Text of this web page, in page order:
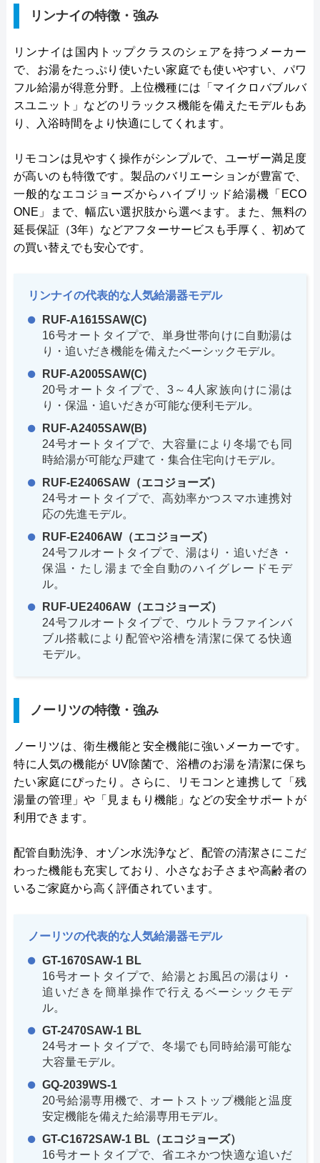
リンナイの特徴・強み
リンナイは国内トップクラスのシェアを持つメーカー
で、お湯をたっぷり使いたい家庭でも使いやすい、パワ
フル給湯が得意分野。上位機種には「マイクロバブルバ
スユニット」などのリラックス機能を備えたモデルもあ
り、入浴時間をより快適にしてくれます。
リモコンは見やすく操作がシンプルで、ユーザー満足度
が高いのも特徴です。製品のバリエーションが豊富で、
一般的なエコジョーズからハイブリッド給湯機「ECO
ONE」まで、幅広い選択肢から選べます。また、無料の
延長保証（3年）などアフターサービスも手厚く、初めて
の買い替えでも安心です。
リンナイの代表的な人気給湯器モデル
RUF-A1615SAW(C)
16号オートタイプで、単身世帯向けに自動湯は
り・追いだき機能を備えたベーシックモデル。
RUF-A2005SAW(C)
20号オートタイプで、3～4人家族向けに湯は
り・保温・追いだきが可能な便利モデル。
RUF-A2405SAW(B)
24号オートタイプで、大容量により冬場でも同
時給湯が可能な戸建て・集合住宅向けモデル。
RUF-E2406SAW（エコジョーズ）
24号オートタイプで、高効率かつスマホ連携対
応の先進モデル。
RUF-E2406AW（エコジョーズ）
24号フルオートタイプで、湯はり・追いだき・
保温・たし湯まで全自動のハイグレードモデ
ル。
RUF-UE2406AW（エコジョーズ）
24号フルオートタイプで、ウルトラファインバ
ブル搭載により配管や浴槽を清潔に保てる快適
モデル。
ノーリツの特徴・強み
ノーリツは、衛生機能と安全機能に強いメーカーです。
特に人気の機能が UV除菌で、浴槽のお湯を清潔に保ち
たい家庭にぴったり。さらに、リモコンと連携して「残
湯量の管理」や「見まもり機能」などの安全サポートが
利用できます。
配管自動洗浄、オゾン水洗浄など、配管の清潔さにこだ
わった機能も充実しており、小さなお子さまや高齢者の
いるご家庭から高く評価されています。
ノーリツの代表的な人気給湯器モデル
GT-1670SAW-1 BL
16号オートタイプで、給湯とお風呂の湯はり・
追いだきを簡単操作で行えるベーシックモデ
ル。
GT-2470SAW-1 BL
24号オートタイプで、冬場でも同時給湯可能な
大容量モデル。
GQ-2039WS-1
20号給湯専用機で、オートストップ機能と温度
安定機能を備えた給湯専用モデル。
GT-C1672SAW-1 BL（エコジョーズ）
16号オートタイプで、省エネかつ快適な追いだ